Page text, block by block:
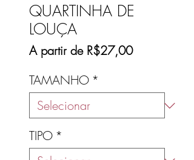
QUARTINHA DE
LOUÇA
A partir de R$27,00Preço
TAMANHO *
TIPO *